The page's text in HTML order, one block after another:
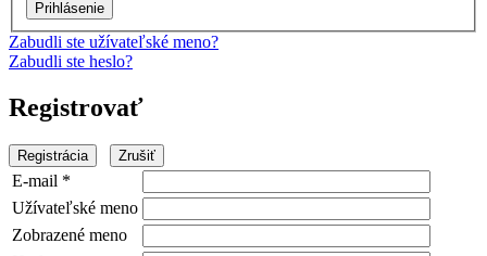
Zabudli ste užívateľské meno?
Zabudli ste heslo?
Registrovať
Registrácia Zrušiť
E-mail *
Užívateľské meno
Zobrazené meno